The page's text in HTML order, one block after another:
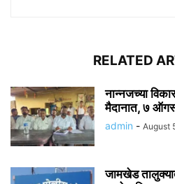
RELATED
नान्नजच्या
मैदानात, ७
admin - August
जामखेड